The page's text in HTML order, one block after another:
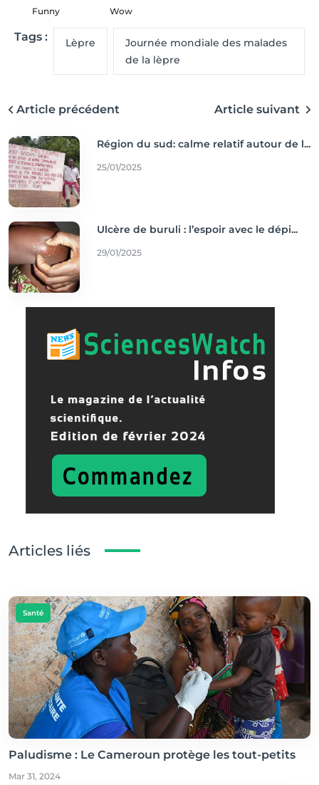
Funny Wow
Tags : Lèpre
Journée mondiale des malades
de la lèpre
Article précédent Article suivant
Région du sud: calme relatif autour de l...
25/01/2025
Ulcère de buruli : l’espoir avec le dépi...
29/01/2025
Articles liés
Santé
Paludisme : Le Cameroun protège les tout-petits
Mar 31, 2024